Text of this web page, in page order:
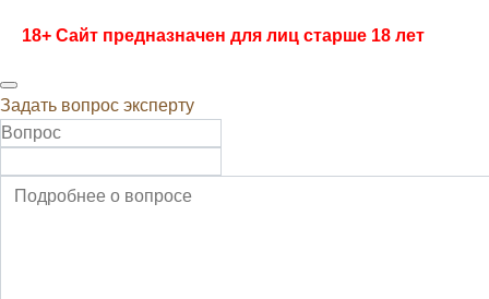
18+ Сайт предназначен для лиц старше 18 лет
Задать вопрос эксперту